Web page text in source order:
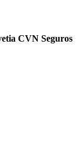
CVN Seguros